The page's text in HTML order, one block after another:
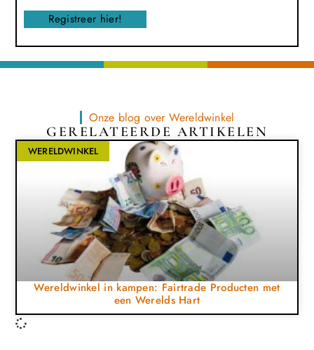
Registreer hier!
Onze blog over Wereldwinkel
GERELATEERDE ARTIKELEN
WERELDWINKEL
Wereldwinkel in kampen: Fairtrade Producten met
een Werelds Hart